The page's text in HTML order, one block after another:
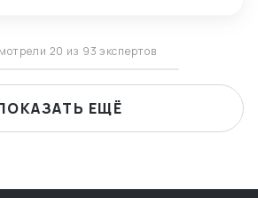
полная автономность
20 из 93 экспертов
ЕЩЁ